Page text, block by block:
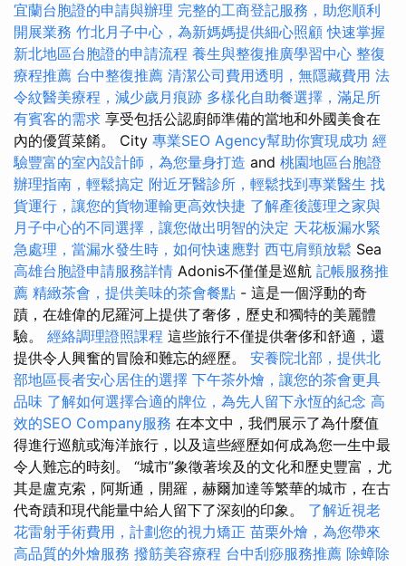
宜蘭台胞證的申請與辦理 完整的工商登記服務，助您順利
開展業務 竹北月子中心，為新媽媽提供細心照顧 快速掌握
新北地區台胞證的申請流程 養生與整復推廣學習中心 整復
療程推薦 台中整復推薦 清潔公司費用透明，無隱藏費用 法
令紋醫美療程，減少歲月痕跡 多樣化自助餐選擇，滿足所
有賓客的需求 享受包括公認廚師準備的當地和外國美食在
內的優質菜餚。 City 專業SEO Agency幫助你實現成功 經
驗豐富的室內設計師，為您量身打造 and 桃園地區台胞證
辦理指南，輕鬆搞定 附近牙醫診所，輕鬆找到專業醫生 找
貨運行，讓您的貨物運輸更高效快捷 了解產後護理之家與
月子中心的不同選擇，讓您做出明智的決定 天花板漏水緊
急處理，當漏水發生時，如何快速應對 西屯肩頸放鬆 Sea
高雄台胞證申請服務詳情 Adonis不僅僅是巡航 記帳服務推
薦 精緻茶會，提供美味的茶會餐點 - 這是一個浮動的奇
蹟，在雄偉的尼羅河上提供了奢侈，歷史和獨特的美麗體
驗。 經絡調理證照課程 這些旅行不僅提供奢侈和舒適，還
提供令人興奮的冒險和難忘的經歷。 安養院北部，提供北
部地區長者安心居住的選擇 下午茶外燴，讓您的茶會更具
品味 了解如何選擇合適的牌位，為先人留下永恆的紀念 高
效的SEO Company服務 在本文中，我們展示了為什麼值
得進行巡航或海洋旅行，以及這些經歷如何成為您一生中最
令人難忘的時刻。 “城市”象徵著埃及的文化和歷史豐富，尤
其是盧克索，阿斯通，開羅，赫爾加達等繁華的城市，在古
代奇蹟和現代能量中給人留下了深刻的印象。 了解近視老
花雷射手術費用，計劃您的視力矯正 苗栗外燴，為您帶來
高品質的外燴服務 撥筋美容療程 台中刮痧服務推薦 除蟑除